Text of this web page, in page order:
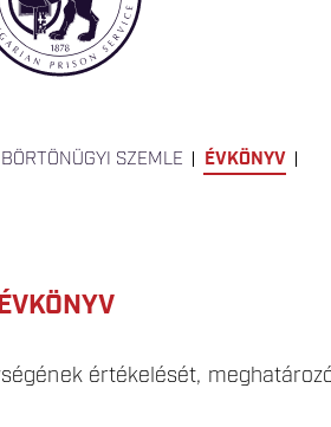
BÖRTÖNÜGYI SZEMLE
ÉVKÖNYV
értékelését,